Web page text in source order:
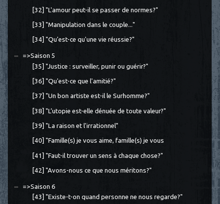
[32] "L'amour peut-il se passer de normes?"
[33] "Manipulation dans le couple..."
[34] "Qu'est-ce qu'une vie réussie?"
=>Saison 5
[35] "Justice : surveiller, punir ou guérir?"
[36] "Qu'est-ce que l'amitié?"
[37] "Un bon artiste est-il le Surhomme?"
[38] "L’utopie est-elle dénuée de toute valeur?"
[39] "La raison et l'irrationnel"
[40] "Famille(s) je vous aime, famille(s) je vous
[41] "Faut-il trouver un sens à chaque chose?"
[42] "Avons-nous ce que nous méritons?"
=>Saison 6
[43] "Existe-t-on quand personne ne nous regarde?"